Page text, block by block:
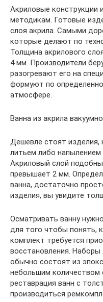
Акриловые конструкции
методикам. Готовые
слоя акрила. Самыми
которые делают по
Толщина акрилового
4 мм. Производители
разогревают его на
формуют по
атмосфере.
Ванна из акрила
Дешевле стоят изделия,
литьем либо напылением
Акриловый слой
превышает 2 мм.
ванна, достаточно
изделия, вы увидите
Осматривать ванну
для того чтобы понять,
комплект требуется
восстановления. Наборы
обычно состоят из
небольшим количеством
реставрация ванн с
производиться